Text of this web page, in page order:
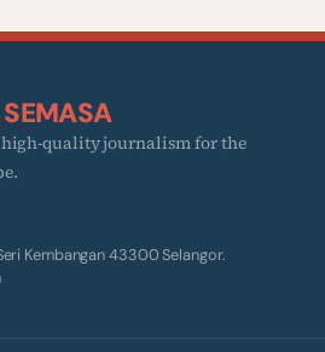
quality journalism for the
Kembangan 43300 Selangor.